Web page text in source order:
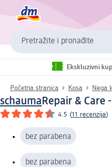
Pretražite i pronađite
Ekskluzivni
Početna stranica Kosa Nega
schaumaRepair & Care
4.5 (11 recenzija)
bez parabena
bez parabena